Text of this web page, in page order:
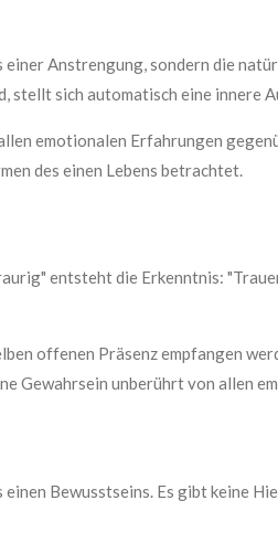
Anstrengung, sondern die
stellt sich automatisch eine innere
emotionalen Erfahrungen
des einen Lebens betrachtet.
entsteht die Erkenntnis:
offenen Präsenz empfangen
Gewahrsein unberührt von allen
Bewusstseins. Es gibt keine